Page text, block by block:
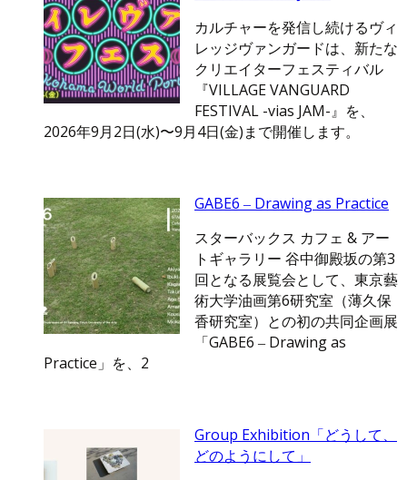
カルチャーを発信し続けるヴィ
レッジヴァンガードは、新たな
クリエイターフェスティバル
『VILLAGE VANGUARD
FESTIVAL -vias JAM-』を、
2026年9月2日(水)〜9月4日(金)まで開催します。
GABE6 ‒ Drawing as Practice
スターバックス カフェ & アー
トギャラリー 谷中御殿坂の第3
回となる展覧会として、東京藝
術大学油画第6研究室（薄久保
香研究室）との初の共同企画展
「GABE6 ‒ Drawing as
Practice」を、2
Group Exhibition「どうして、
どのようにして」